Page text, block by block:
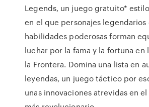
Legends, un juego gratuito*
en el que personajes legendarios
habilidades poderosas forman
luchar por la fama y la fortuna en
la Frontera. Domina una lista en
leyendas, un juego táctico por
unas innovaciones atrevidas en